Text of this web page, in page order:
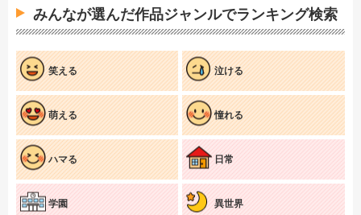
みんなが選んだ作品ジャンルでランキング検索
笑える 泣ける
萌える 憧れる
ハマる 日常
学園 異世界